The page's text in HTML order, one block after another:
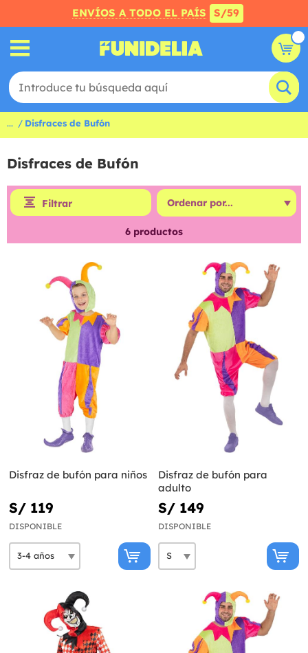
ENVÍOS A TODO EL PAÍS S/59
... Disfraces de Bufón
Disfraces de Bufón
Filtrar
6 productos
Disfraz de bufón para niños
S/ 119
DISPONIBLE
Disfraz de bufón para
adulto
S/ 149
DISPONIBLE